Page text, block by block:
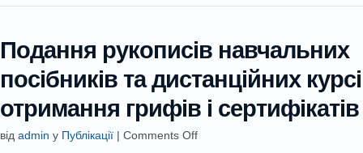
Подання рукописів навчальних
посібників та дистанційних
отримання грифів і сертифікатів
від admin у Публікації | Comments Off